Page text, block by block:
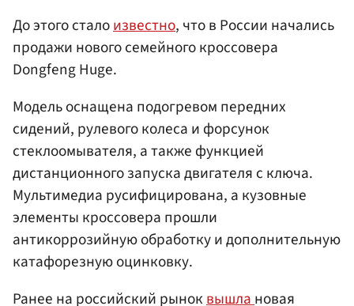
До этого сталоизвестно, что в России начались
продажи нового семейного кроссовера
Dongfeng Huge.
Модель оснащена подогревом передних
сидений, рулевого колеса и форсунок
стеклоомывателя, а также функцией
дистанционного запуска двигателя с ключа.
Мультимедиа русифицирована, а кузовные
элементы кроссовера прошли
антикоррозийную обработку и дополнительную
катафорезную оцинковку.
Ранее на российский рыноквышлановая